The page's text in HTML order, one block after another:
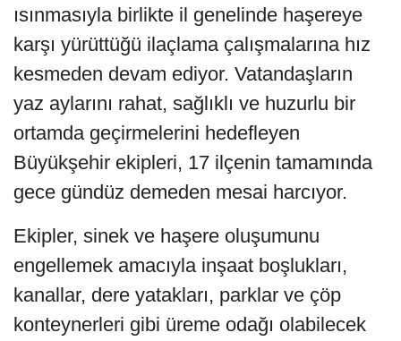
ısınmasıyla birlikte il genelinde haşereye
karşı yürüttüğü ilaçlama çalışmalarına hız
kesmeden devam ediyor. Vatandaşların
yaz aylarını rahat, sağlıklı ve huzurlu bir
ortamda geçirmelerini hedefleyen
Büyükşehir ekipleri, 17 ilçenin tamamında
gece gündüz demeden mesai harcıyor.
Ekipler, sinek ve haşere oluşumunu
engellemek amacıyla inşaat boşlukları,
kanallar, dere yatakları, parklar ve çöp
konteynerleri gibi üreme odağı olabilecek